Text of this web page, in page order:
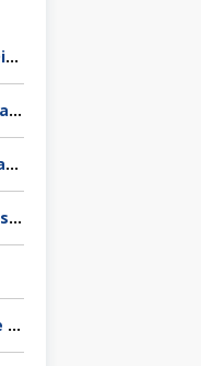
Sales Canvasing Sinar Mentari Diesel Surabaya
SPG PT Asiatri Delta Mandiri Jakarta Pusat
Sales Taking Order PT Artha Utama Foodindo Tangerang
Export Trade Marketing Supervisor PT Industri Jamu Dan Farmasi Sido Muncul Tbk, Jakarta
Sales Promotion Representative PT Planet selancar Mandiri, Pontianak